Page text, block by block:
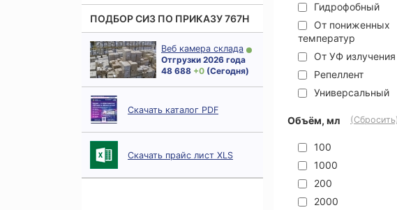
ПОДБОР СИЗ ПО ПРИКАЗУ 767Н
Веб камера склада
Отгрузки 2026 года
48 688 + 0 (Сегодня)
Скачать каталог PDF
Скачать прайс лист XLS
Гидрофобный
От пониженных
температур
От УФ излучения
Репеллент
Универсальный
Объём, мл (Сбросить)
100
1000
200
2000